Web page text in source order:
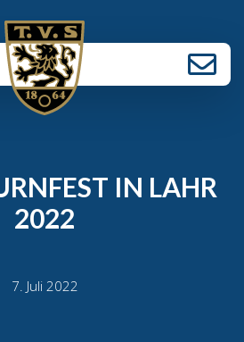
IN LAHR
2022
7. Juli 2022